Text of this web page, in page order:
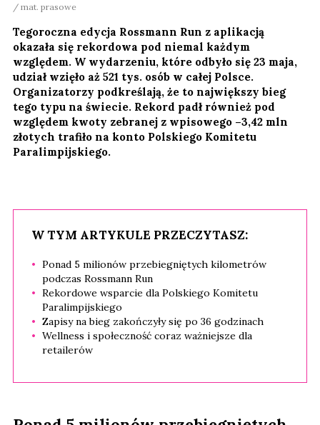
/ mat. prasowe
Tegoroczna edycja Rossmann Run z aplikacją
okazała się rekordowa pod niemal każdym
względem. W wydarzeniu, które odbyło się 23 maja,
udział wzięło aż 521 tys. osób w całej Polsce.
Organizatorzy podkreślają, że to największy bieg
tego typu na świecie. Rekord padł również pod
względem kwoty zebranej z wpisowego –3,42 mln
złotych trafiło na konto Polskiego Komitetu
Paralimpijskiego.
W TYM ARTYKULE PRZECZYTASZ:
Ponad 5 milionów przebiegniętych kilometrów
podczas Rossmann Run
Rekordowe wsparcie dla Polskiego Komitetu
Paralimpijskiego
Zapisy na bieg zakończyły się po 36 godzinach
Wellness i społeczność coraz ważniejsze dla
retailerów